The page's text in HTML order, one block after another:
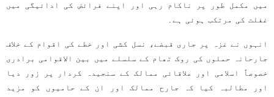
میں مکمل طور پر ناکام رہی اور اپنے فرائض کی ادائیگی میں
غفلت کی مرتکب ہوئی ہے۔
انہوں نے غزہ پر جاری قبضے، نسل کشی اور خطے کی اقوام کے خلاف
جارحانہ حملوں کی روک تھام کے سلسلے میں بین الاقوامی برادری
خصوصاً اسلامی اور علاقائی ممالک کے سنجیدہ کردار پر زور دیا
اور مطالبہ کیا کہ جارح ممالک اور ان کے حامیوں کو مزید